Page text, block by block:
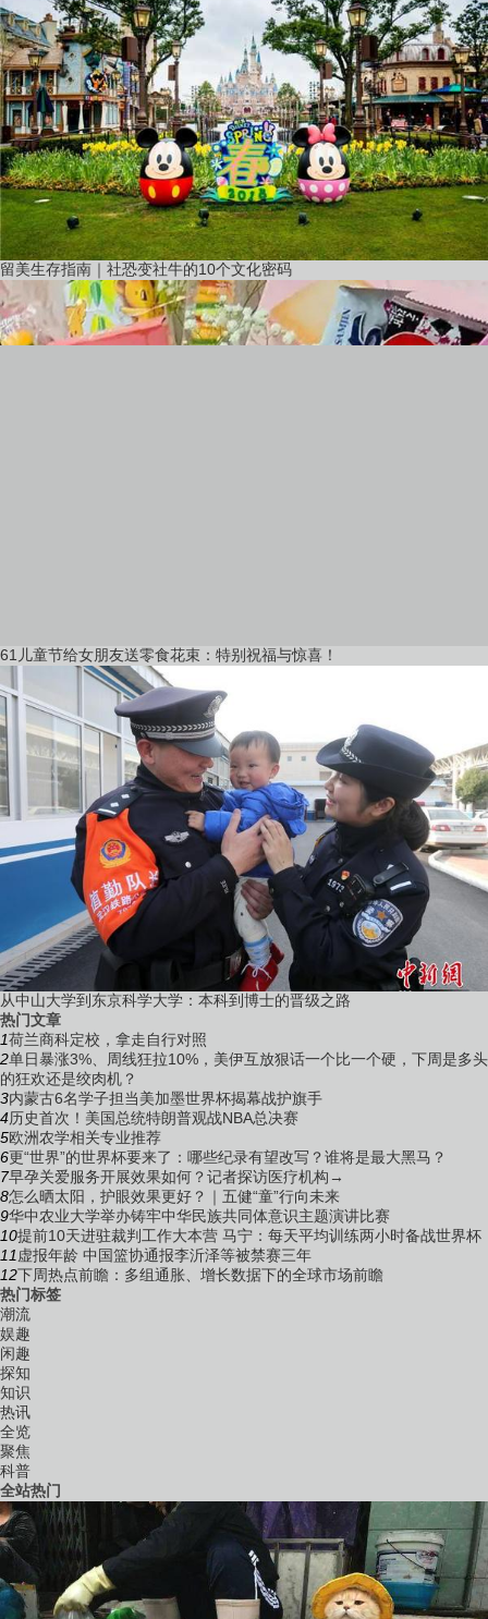
留美生存指南｜社恐变社牛的10个文化密码
从中山大学到东京科学大学：本科到博士的晋级之路
热门文章
1荷兰商科定校，拿走自行对照
2单日暴涨3%、周线狂拉10%，美伊互放狠话一个比一个硬，下周是多头
的狂欢还是绞肉机？
3内蒙古6名学子担当美加墨世界杯揭幕战护旗手
4历史首次！美国总统特朗普观战NBA总决赛
5欧洲农学相关专业推荐
6更“世界”的世界杯要来了：哪些纪录有望改写？谁将是最大黑马？
7早孕关爱服务开展效果如何？记者探访医疗机构→
8怎么晒太阳，护眼效果更好？｜五健“童”行向未来
9华中农业大学举办铸牢中华民族共同体意识主题演讲比赛
10提前10天进驻裁判工作大本营 马宁：每天平均训练两小时备战世界杯
11虚报年龄 中国篮协通报李沂泽等被禁赛三年
12下周热点前瞻：多组通胀、增长数据下的全球市场前瞻
热门标签
潮流
娱趣
闲趣
探知
知识
热讯
全览
聚焦
科普
全站热门